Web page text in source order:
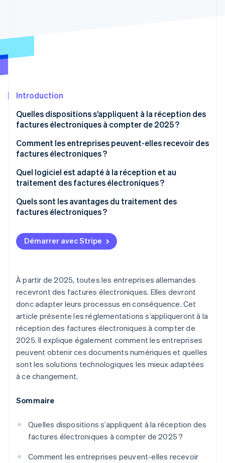
Constitution de start-up
Identity
Découvrez comment Stripe construit l’infrastructure
Regarder la vidéo
Introduction
Quelles dispositions s’appliquent à la réception des
factures électroniques à compter de 2025 ?
Qu’est-ce qu’une facture électronique ?
Comment les entreprises peuvent-elles recevoir des
factures électroniques ?
Définir les exigences techniques
Sélectionner les types de factures électroniques
appropriés
Assurer un traitement automatisé
Former les employés
Quel logiciel est adapté à la réception et au
traitement des factures électroniques ?
Quels sont les avantages du traitement des
factures électroniques ?
Respect des réglementations légales
Efficacité accrue
Amélioration de la coopération
Réduction des coûts
Démarrer avec Stripe
À partir de 2025, toutes les entreprises allemandes
recevront des factures électroniques. Elles devront
donc adapter leurs processus en conséquence. Cet
article présente les réglementations s’appliqueront à la
réception des factures électroniques à compter de
2025. Il explique également comment les entreprises
peuvent obtenir ces documents numériques et quelles
sont les solutions technologiques les mieux adaptées
à ce changement.
Sommaire
Quelles dispositions s’appliquent à la réception des
factures électroniques à compter de 2025 ?
Comment les entreprises peuvent-elles recevoir